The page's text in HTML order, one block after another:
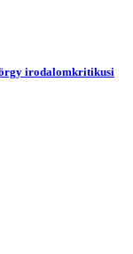
irodalomkritikusi